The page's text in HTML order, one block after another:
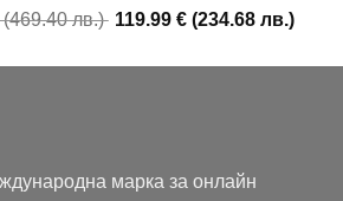
лв.).
лв.).
(469.40 лв.) Original
was:
119.99 €(234.68 лв.)
е:
марка за онлайн